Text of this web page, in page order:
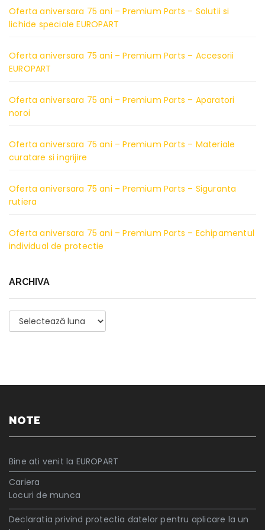
Oferta aniversara 75 ani – Premium Parts – Solutii si
lichide speciale EUROPART
Oferta aniversara 75 ani – Premium Parts – Accesorii
EUROPART
Oferta aniversara 75 ani – Premium Parts – Aparatori
noroi
Oferta aniversara 75 ani – Premium Parts – Materiale
curatare si ingrijire
Oferta aniversara 75 ani – Premium Parts – Siguranta
rutiera
Oferta aniversara 75 ani – Premium Parts – Echipamentul
individual de protectie
ARCHIVA
Archiva
NOTE
Bine ati venit la EUROPART
Cariera
Locuri de munca
Declaratia privind protectia datelor pentru aplicare la un